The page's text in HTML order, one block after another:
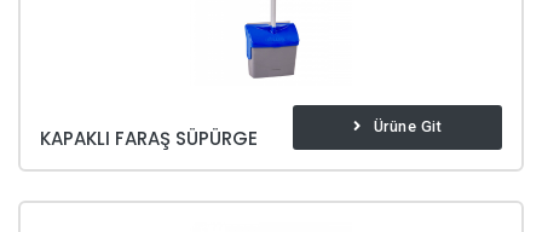
KAPAKLI FARAŞ SÜPÜRGE Ürüne Git